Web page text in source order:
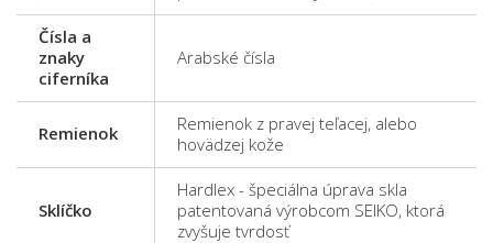
Čísla a
znaky
ciferníka
Arabské čísla
Remienok
Remienok z pravej teľacej, alebo
hovädzej kože
Sklíčko
Hardlex - špeciálna úprava skla
patentovaná výrobcom SEIKO, ktorá
zvyšuje tvrdosť